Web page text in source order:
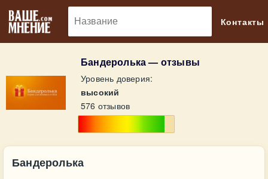
Контакты
Бандеролька — отзывы
Уровень доверия:
высокий
576 отзывов
Бандеролька